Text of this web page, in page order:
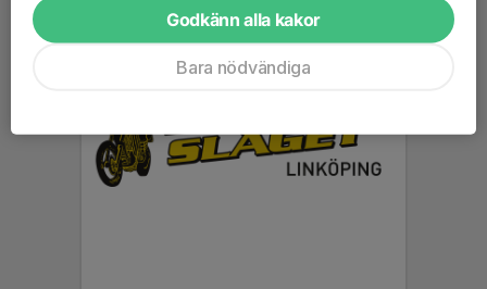
Godkänn alla kakor
Bara nödvändiga